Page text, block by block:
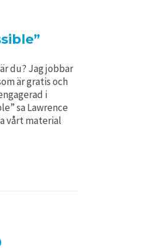
du? Jag jobbar
är gratis och
i
sa Lawrence
vårt material